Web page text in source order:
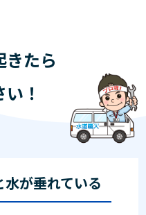
きたら
！
が垂れている